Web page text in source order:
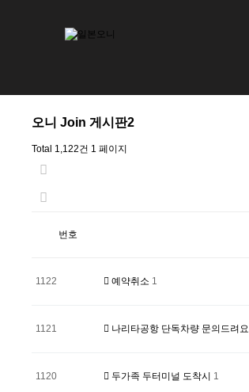
오니 Join 게시판2
Total 1,122건 1 페이지
번호
1122 예약취소 1
1121 나리타공항 단독차량 문의드려요
1120 두가족 두터미널 도착시 1